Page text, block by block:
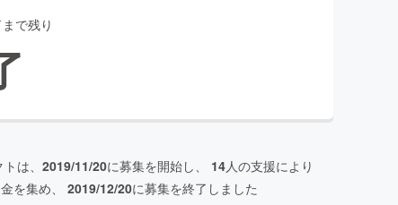
で残り
は、 2019/11/20に募集を開始し、 14人の支援により
を集め、 2019/12/20に募集を終了しました